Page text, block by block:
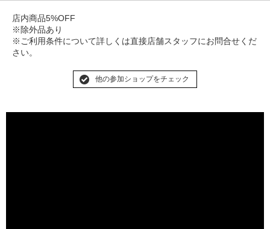
店内商品5%OFF
※除外品あり
※ご利用条件について詳しくは直接店舗スタッフにお問合せくだ
さい。
他の参加ショップをチェック